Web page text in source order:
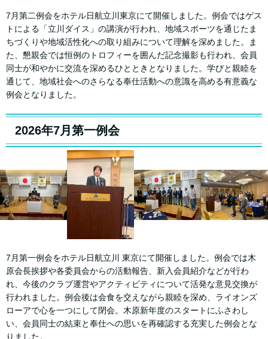
7月第二例会をホテル日航立川東京にて開催しました。例会ではゲス
トによる「立川ダイス」の講演が行われ、地域スポーツを通じたま
ちづくりや地域活性化への取り組みについて理解を深めました。ま
た、懇親会では恒例のトロフィーを囲んだ記念撮影も行われ、会員
同士が和やかに交流を深めるひとときとなりました。学びと親睦を
通じて、地域社会へのさらなる奉仕活動への意識を高める有意義な
例会となりました。
2026年7月第一例会
7月第一例会をホテル日航立川 東京にて開催しました。例会では木
原会長挨拶や各委員会からの活動報告、新入会員紹介などが行わ
れ、今後のクラブ運営やアクティビティについて活発な意見交換が
行われました。例会後は会食を交えながら親睦を深め、ライオンズ
ローアで心を一つにして閉会。木原新年度のスタートにふさわし
い、会員同士の結束と奉仕への思いを再確認する充実した例会とな
りました。